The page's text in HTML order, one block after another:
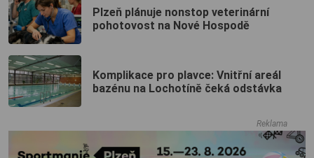
Plzeň plánuje nonstop veterinární
pohotovost na Nové Hospodě
Komplikace pro plavce: Vnitřní areál
bazénu na Lochotíně čeká odstávka
Reklama